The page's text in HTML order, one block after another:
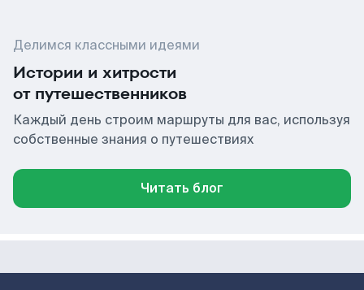
Делимся классными идеями
Истории и хитрости
от путешественников
Каждый день строим маршруты для вас, используя
собственные знания о путешествиях
Читать блог